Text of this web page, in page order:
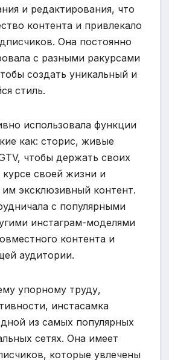
и редактирования, что
контента и привлекало
Она постоянно
с разными ракурсами
создать уникальный и
стиль.
использовала функции
как: сторис, живые
чтобы держать своих
своей жизни и
им эксклюзивный контент.
с популярными
инстаграм-моделями
контента и
аудитории.
упорному труду,
инстасамка
из самых популярных
сетях. Она имеет
которые увлечены